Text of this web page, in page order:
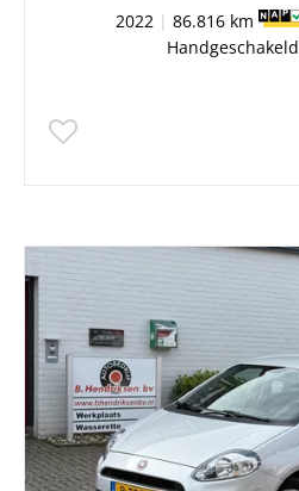
2022 | 86.816 km
Handgeschakeld